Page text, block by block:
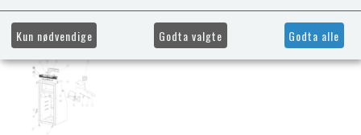
Kun nødvendige Godta valgte Godta alle